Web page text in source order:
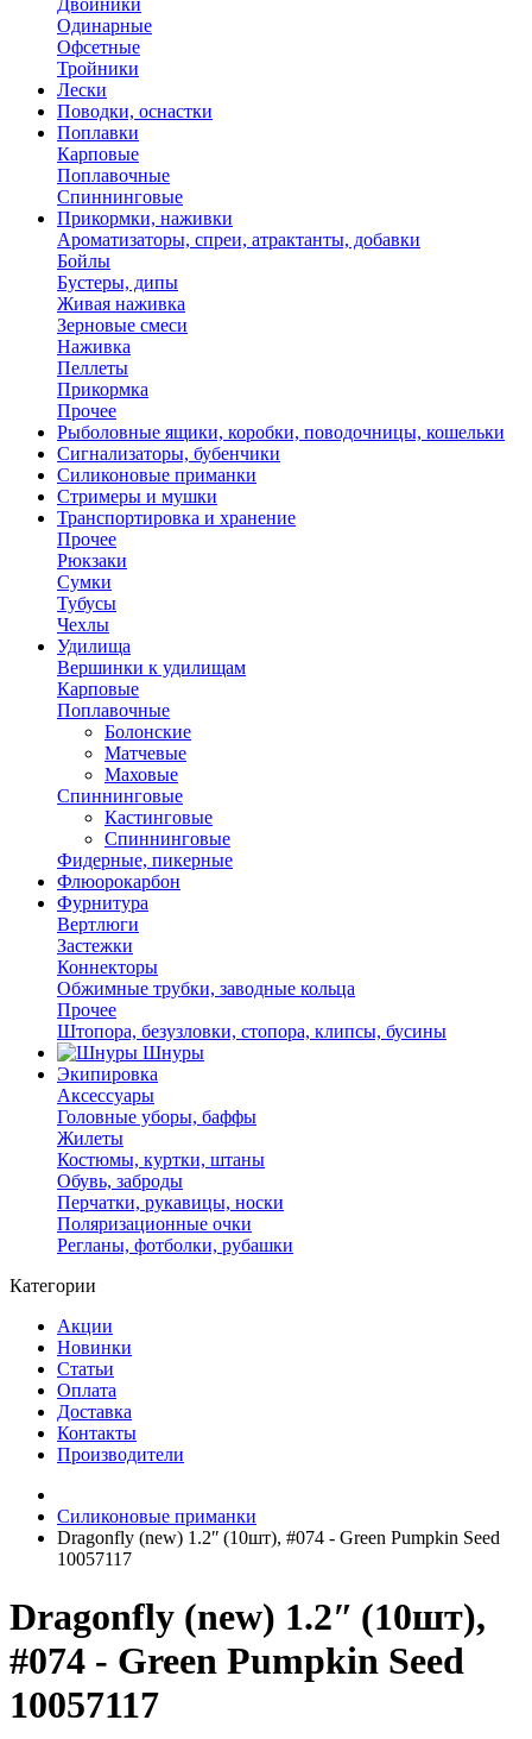
Двойники
Одинарные
Офсетные
Тройники
Лески
Поводки, оснастки
Поплавки
Карповые
Поплавочные
Спиннинговые
Прикормки, наживки
Ароматизаторы, спреи, атрактанты, добавки
Бойлы
Бустеры, дипы
Живая наживка
Зерновые смеси
Наживка
Пеллеты
Прикормка
Прочее
Рыболовные ящики, коробки, поводочницы, кошельки
Сигнализаторы, бубенчики
Силиконовые приманки
Стримеры и мушки
Транспортировка и хранение
Прочее
Рюкзаки
Сумки
Тубусы
Чехлы
Удилища
Вершинки к удилищам
Карповые
Поплавочные
Болонские
Матчевые
Маховые
Спиннинговые
Кастинговые
Спиннинговые
Фидерные, пикерные
Флюорокарбон
Фурнитура
Вертлюги
Застежки
Коннекторы
Обжимные трубки, заводные кольца
Прочее
Штопора, безузловки, стопора, клипсы, бусины
Шнуры
Экипировка
Аксессуары
Головные уборы, баффы
Жилеты
Костюмы, куртки, штаны
Обувь, заброды
Перчатки, рукавицы, носки
Поляризационные очки
Регланы, фотболки, рубашки
Категории
Акции
Новинки
Статьи
Оплата
Доставка
Контакты
Производители
Силиконовые приманки
Dragonfly (new) 1.2ʺ (10шт), #074 - Green Pumpkin Seed
10057117
Dragonfly (new) 1.2ʺ (10шт),
#074 - Green Pumpkin Seed
10057117